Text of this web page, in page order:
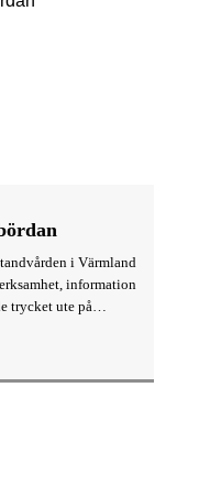
i Värmland
information
trycket ute på